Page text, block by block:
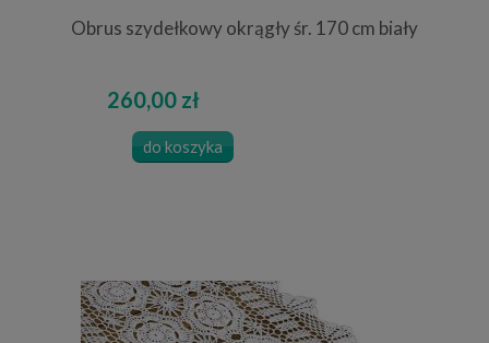
Obrus szydełkowy okrągły śr. 170 cm biały
260,00 zł
do koszyka